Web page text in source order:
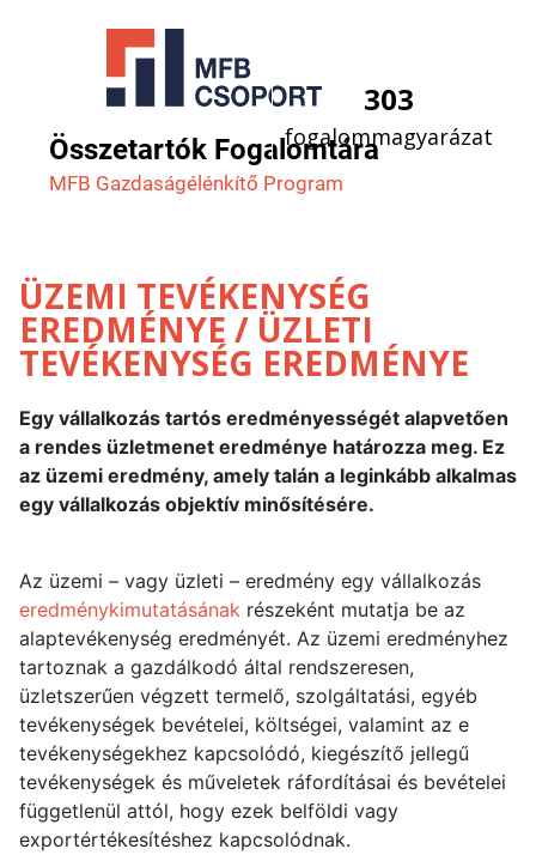
Összetartók Fogalomtára
MFB Gazdaság­élénkítő Program
303
fogalommagyarázat
ÜZEMI TEVÉKENYSÉG
EREDMÉNYE / ÜZLETI
TEVÉKENYSÉG EREDMÉNYE
Egy vállalkozás tartós eredményességét alapvetően
a rendes üzletmenet eredménye határozza meg. Ez
az üzemi eredmény, amely talán a leginkább alkalmas
egy vállalkozás objektív minősítésére.
Az üzemi – vagy üzleti – eredmény egy vállalkozás
eredménykimutatásának részeként mutatja be az
alaptevékenység eredményét. Az üzemi eredményhez
tartoznak a gazdálkodó által rendszeresen,
üzletszerűen végzett termelő, szolgáltatási, egyéb
tevékenységek bevételei, költségei, valamint az e
tevékenységekhez kapcsolódó, kiegészítő jellegű
tevékenységek és műveletek ráfordításai és bevételei
függetlenül attól, hogy ezek belföldi vagy
exportértékesítéshez kapcsolódnak.